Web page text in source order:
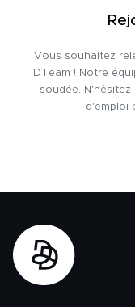
Vous souhaitez
DTeam ! Notre
soudée.
d'emploi